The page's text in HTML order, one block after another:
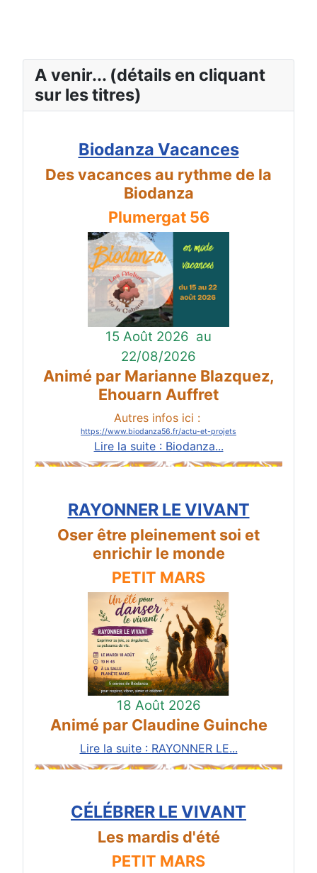
A venir... (détails en cliquant
sur les titres)
Biodanza Vacances
Des vacances au rythme de la
Biodanza
Plumergat 56
15 Août 2026 au
22/08/2026
Animé par Marianne Blazquez,
Ehouarn Auffret
Autres infos ici :
https://www.biodanza56.fr/actu-et-projets
Lire la suite : Biodanza...
RAYONNER LE VIVANT
Oser être pleinement soi et
enrichir le monde
PETIT MARS
18 Août 2026
Animé par Claudine Guinche
Lire la suite : RAYONNER LE...
CÉLÉBRER LE VIVANT
Les mardis d'été
PETIT MARS